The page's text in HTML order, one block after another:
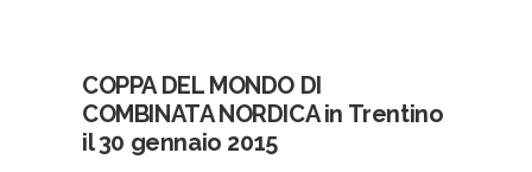
COPPA DEL MONDO DI
COMBINATA NORDICA in Trentino
il 30 gennaio 2015